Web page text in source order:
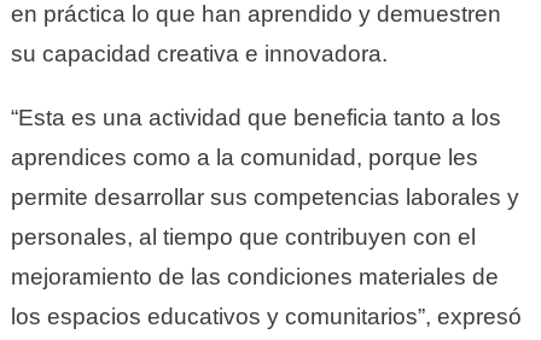
en práctica lo que han aprendido y demuestren
su capacidad creativa e innovadora.
“Esta es una actividad que beneficia tanto a los
aprendices como a la comunidad, porque les
permite desarrollar sus competencias laborales y
personales, al tiempo que contribuyen con el
mejoramiento de las condiciones materiales de
los espacios educativos y comunitarios”, expresó